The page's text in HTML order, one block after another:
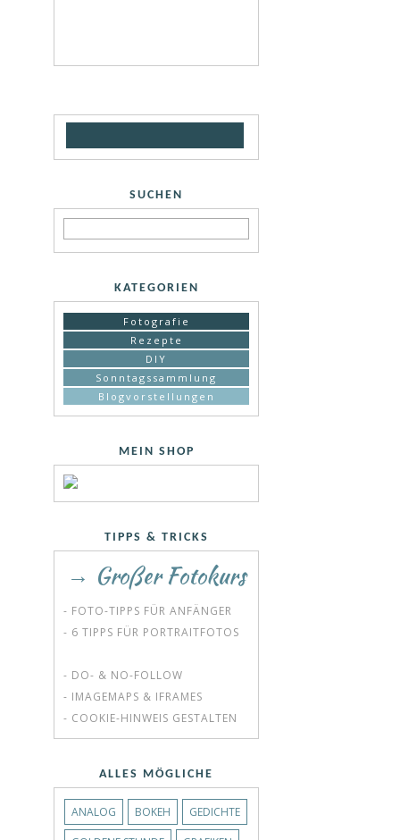
SUCHEN
KATEGORIEN
Fotografie
Rezepte
DIY
Sonntagssammlung
Blogvorstellungen
MEIN SHOP
TIPPS & TRICKS
→ Großer Fotokurs
- FOTO-TIPPS FÜR ANFÄNGER
- 6 TIPPS FÜR PORTRAITFOTOS
- DO- & NO-FOLLOW
- IMAGEMAPS & IFRAMES
- COOKIE-HINWEIS GESTALTEN
ALLES MÖGLICHE
ANALOG BOKEH
GEDICHTE